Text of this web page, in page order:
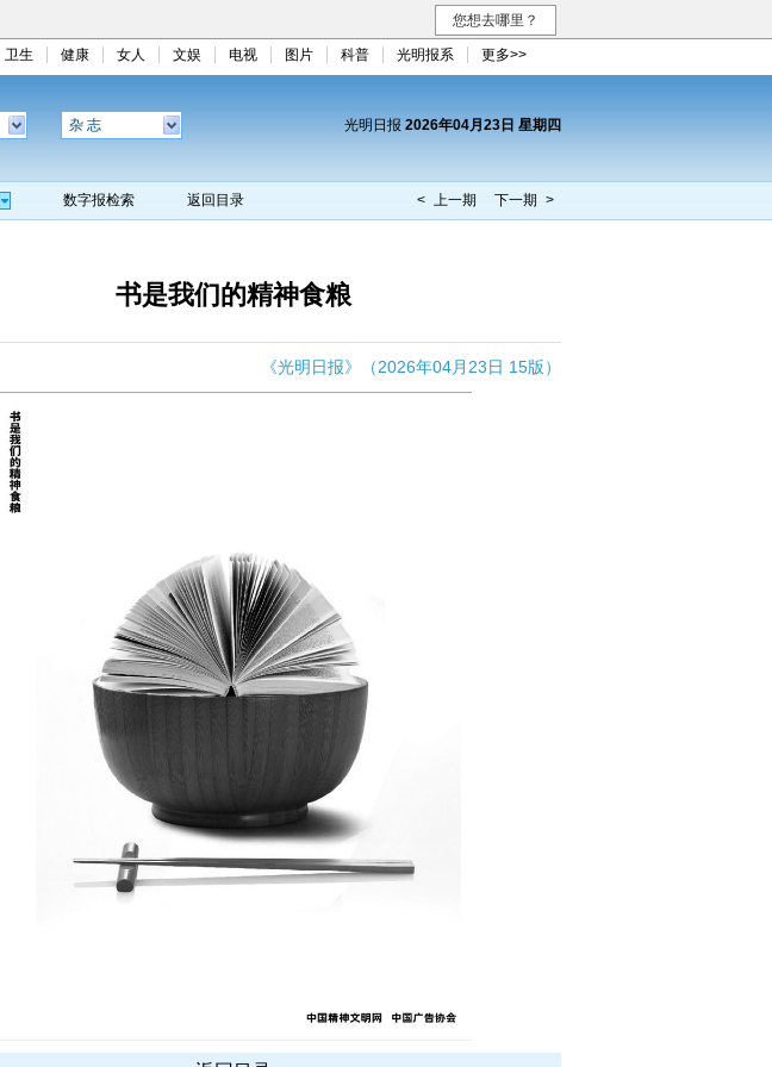
您想去哪里？
卫生 健康 女人 文娱 电视 图片 科普 光明报系 更多>>
杂 志 光明日报 2026年04月23日 星期四
数字报检索 返回目录 < 上一期 下一期 >
书是我们的精神食粮
《光明日报》（2026年04月23日 15版）